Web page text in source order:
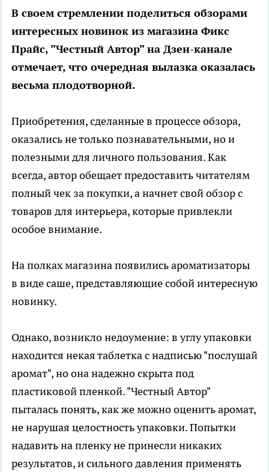
В своем стремлении поделиться обзорами
интересных новинок из магазина Фикс
Прайс, "Честный Автор" на Дзен-канале
отмечает, что очередная вылазка оказалась
весьма плодотворной.
Приобретения, сделанные в процессе обзора,
оказались не только познавательными, но и
полезными для личного пользования. Как
всегда, автор обещает предоставить читателям
полный чек за покупки, а начнет свой обзор с
товаров для интерьера, которые привлекли
особое внимание.
На полках магазина появились ароматизаторы
в виде саше, представляющие собой интересную
новинку.
Однако, возникло недоумение: в углу упаковки
находится некая таблетка с надписью "послушай
аромат", но она надежно скрыта под
пластиковой пленкой. "Честный Автор"
пыталась понять, как же можно оценить аромат,
не нарушая целостность упаковки. Попытки
надавить на пленку не принесли никаких
результатов, и сильного давления применять